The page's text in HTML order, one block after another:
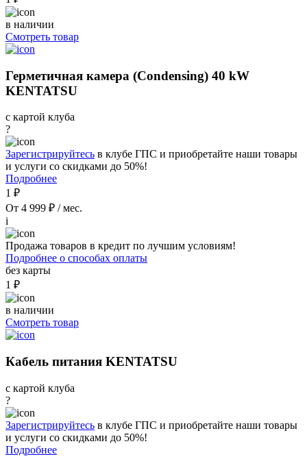
в наличии
Смотреть товар
Герметичная камера (Condensing) 40 kW
KENTATSU
с картой клуба
?
Зарегистрируйтесь в клубе ГПС и приобретайте наши товары
и услуги со скидками до 50%!
Подробнее
1 ₽
От 4 999 ₽ / мес.
i
Продажа товаров в кредит по лучшим условиям!
Подробнее о способах оплаты
без карты
1 ₽
в наличии
Смотреть товар
Кабель питания KENTATSU
с картой клуба
?
Зарегистрируйтесь в клубе ГПС и приобретайте наши товары
и услуги со скидками до 50%!
Подробнее